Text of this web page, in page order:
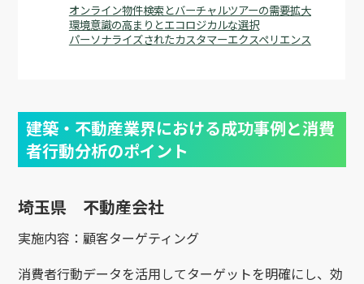
オンライン物件検索とバーチャルツアーの需要拡大
環境意識の高まりとエコロジカルな選択
パーソナライズされたカスタマーエクスペリエンス
建築・不動産業界における成功事例と消費
者行動分析のポイント
埼玉県 不動産会社
実施内容：顧客ターゲティング
消費者行動データを活用してターゲットを明確にし、効